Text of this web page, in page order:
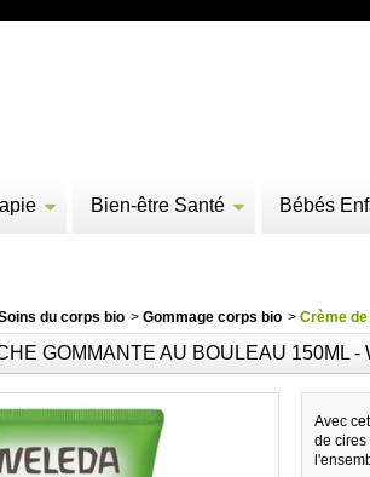
Bien-être Santé Bébés
du corps bio > Gommage corps bio > Crème
GOMMANTE AU BOULEAU 150ML -
Avec
de cires